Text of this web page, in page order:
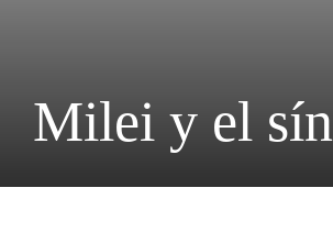
Milei y el